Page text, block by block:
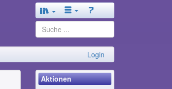
Login
Aktionen